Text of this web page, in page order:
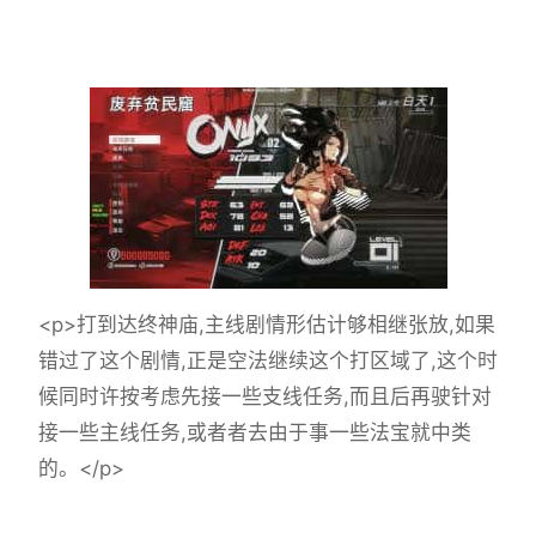
<p>打到达终神庙,主线剧情形估计够相继张放,如果
错过了这个剧情,正是空法继续这个打区域了,这个时
候同时许按考虑先接一些支线任务,而且后再驶针对
接一些主线任务,或者者去由于事一些法宝就中类
的。</p>